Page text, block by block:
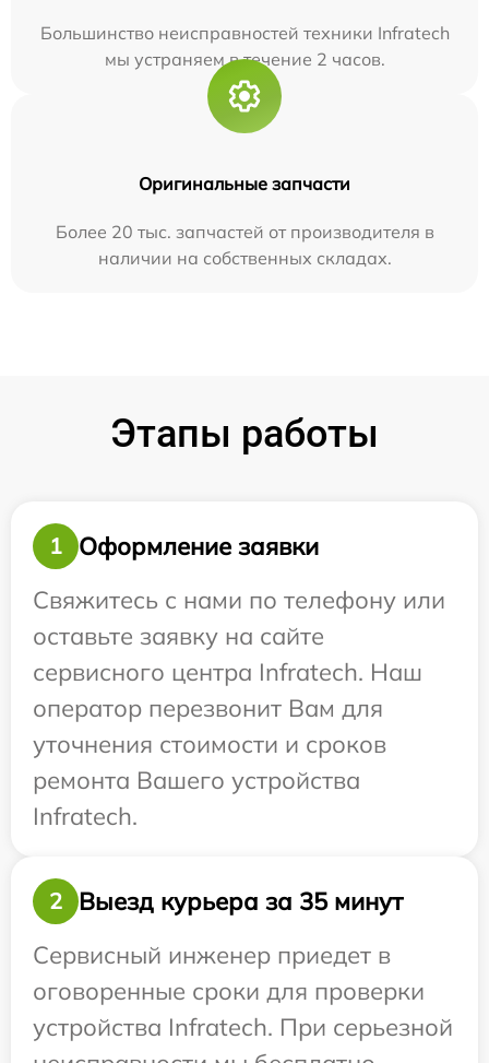
Большинство неисправностей техники Infratech
мы устраняем в течение 2 часов.
Оригинальные запчасти
Более 20 тыс. запчастей от производителя в
наличии на собственных складах.
Этапы работы
1
Оформление заявки
Свяжитесь с нами по телефону или
оставьте заявку на сайте
сервисного центра Infratech. Наш
оператор перезвонит Вам для
уточнения стоимости и сроков
ремонта Вашего устройства
Infratech.
2
Выезд курьера за 35 минут
Сервисный инженер приедет в
оговоренные сроки для проверки
устройства Infratech. При серьезной